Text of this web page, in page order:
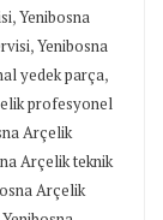
,Yenibosna
,Yenibosna
yedek parça,
profesyonel
Arçelik
Arçelik teknik
Arçelik